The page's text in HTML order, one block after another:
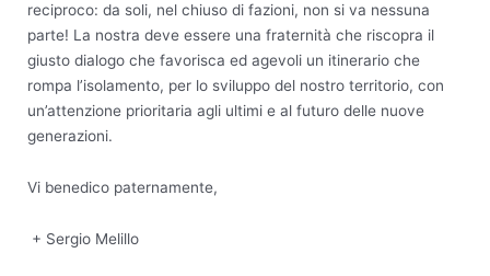
reciproco: da soli, nel chiuso di fazioni, non si va nessuna
parte! La nostra deve essere una fraternità che riscopra il
giusto dialogo che favorisca ed agevoli un itinerario che
rompa l’isolamento, per lo sviluppo del nostro territorio, con
un’attenzione prioritaria agli ultimi e al futuro delle nuove
generazioni.
Vi benedico paternamente,
+ Sergio Melillo